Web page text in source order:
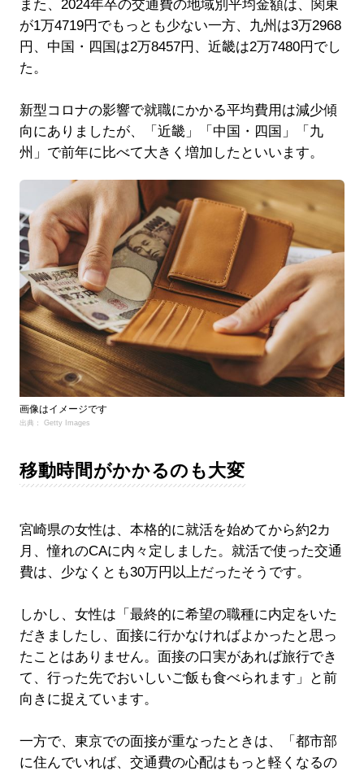
また、2024年卒の交通費の地域別平均金額は、関東
が1万4719円でもっとも少ない一方、九州は3万2968
円、中国・四国は2万8457円、近畿は2万7480円でし
た。
新型コロナの影響で就職にかかる平均費用は減少傾
向にありましたが、「近畿」「中国・四国」「九
州」で前年に比べて大きく増加したといいます。
画像はイメージです
出典： Getty Images
移動時間がかかるのも大変
宮崎県の女性は、本格的に就活を始めてから約2カ
月、憧れのCAに内々定しました。就活で使った交通
費は、少なくとも30万円以上だったそうです。
しかし、女性は「最終的に希望の職種に内定をいた
だきましたし、面接に行かなければよかったと思っ
たことはありません。面接の口実があれば旅行でき
て、行った先でおいしいご飯も食べられます」と前
向きに捉えています。
一方で、東京での面接が重なったときは、「都市部
に住んでいれば、交通費の心配はもっと軽くなるの